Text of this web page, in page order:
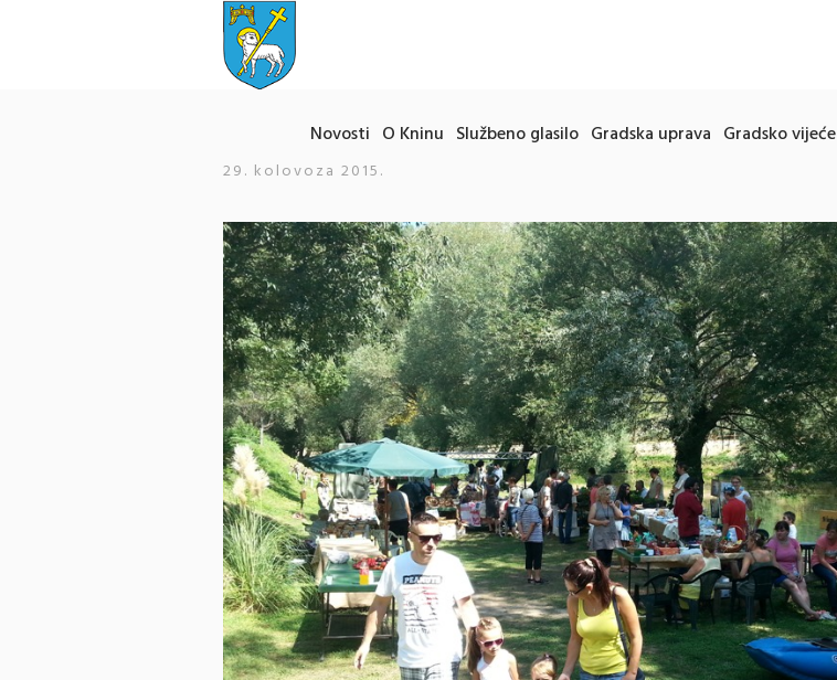
Novosti O Kninu Službeno glasilo Gradska uprava Gradsko vijeće
29. kolovoza 2015.